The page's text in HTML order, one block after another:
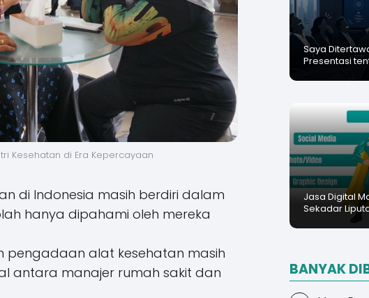
Kesehatan di Era Kepercayaan
di Indonesia masih berdiri dalam
hanya dipahami oleh mereka
pengadaan alat kesehatan masih
antara manajer rumah sakit dan
Saya
Presentasi
Jasa Digital
Sekadar
BANYAK